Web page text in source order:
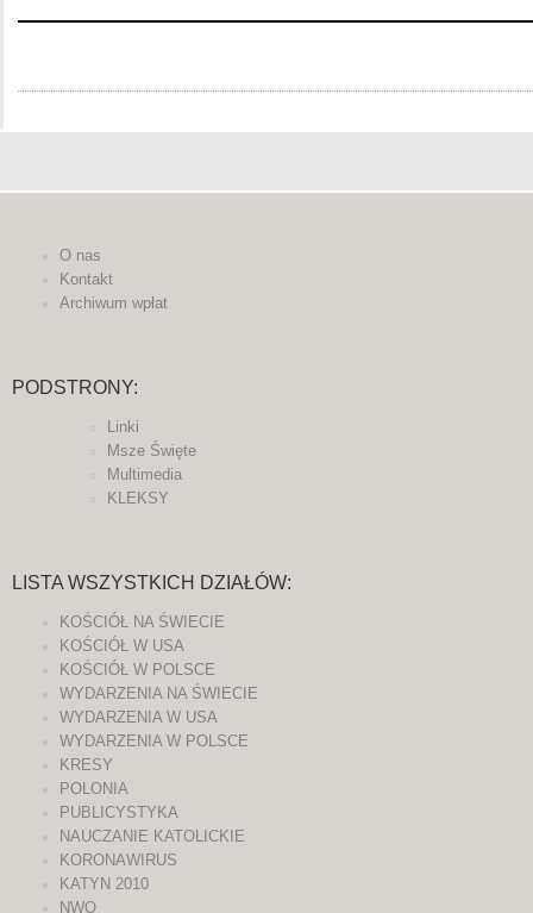
O nas
Kontakt
Archiwum wpłat
PODSTRONY:
Linki
Msze Święte
Multimedia
KLEKSY
LISTA WSZYSTKICH DZIAŁÓW:
KOŚCIÓŁ NA ŚWIECIE
KOŚCIÓŁ W USA
KOŚCIÓŁ W POLSCE
WYDARZENIA NA ŚWIECIE
WYDARZENIA W USA
WYDARZENIA W POLSCE
KRESY
POLONIA
PUBLICYSTYKA
NAUCZANIE KATOLICKIE
KORONAWIRUS
KATYN 2010
NWO